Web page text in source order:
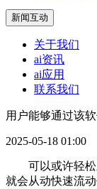
新闻互动
关于我们
ai资讯
ai应用
联系我们
用户能够通过该
2025-05-18 01:00
可以或许轻松
就会从动快速流